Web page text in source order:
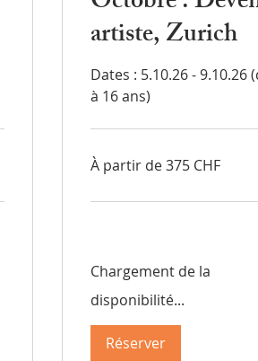
artiste, Zurich
Dates : 5.10.26 - 9.10.26
à 16 ans)
À
partir
suisses
À partir de 375 CHF
Chargement de la
disponibilité...
Réserver